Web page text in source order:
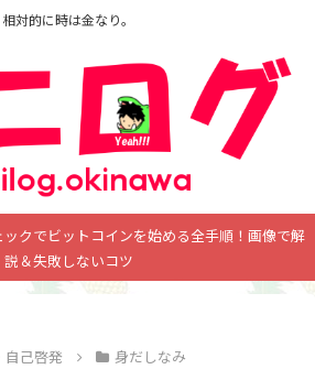
相対的に時は金なり。
ックでビットコインを始める全手順！画像で解
説＆失敗しないコツ
自己啓発 身だしなみ